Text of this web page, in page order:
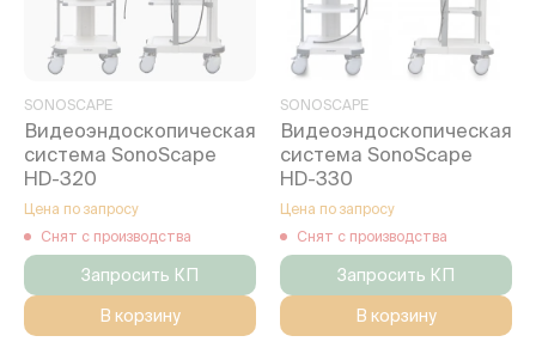
SONOSCAPE
Видеоэндоскопическая
система SonoScape
HD-320
Цена по запросу
Снят с производства
Запросить КП
В корзину
SONOSCAPE
Видеоэндоскопическая
система SonoScape
HD-330
Цена по запросу
Снят с производства
Запросить КП
В корзину